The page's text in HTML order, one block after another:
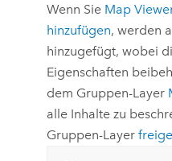
Wenn Sie Map
hinzufügen, werden
hinzugefügt, wobei
Eigenschaften
dem Gruppen-Layer
alle Inhalte zu
Gruppen-Layer